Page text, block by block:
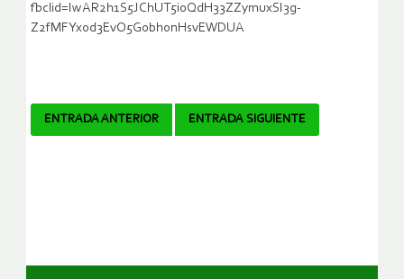
fbclid=IwAR2h1S5JChUT5i0QdH33ZZymuxSI3g-
Z2fMFYx0d3EvO5G0bhonHsvEWDUA
Navegador
ENTRADA ANTERIOR ENTRADA SIGUIENTE